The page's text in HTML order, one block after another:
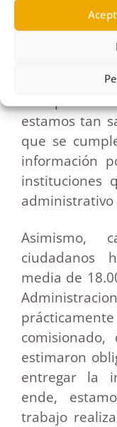
único en
340
ellas hayan
estamos tan
que se
información
instituciones
administrativo
Asimismo,
ciudadanos
media de
estimaron
entregar la
ende,
trabajo